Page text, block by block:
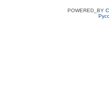
POWERED_BY